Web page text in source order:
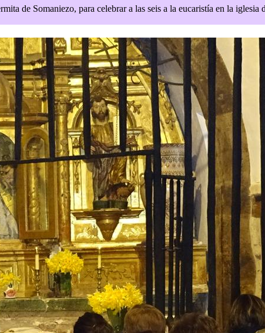
de Somaniezo, para celebrar a las seis a la eucaristía en la